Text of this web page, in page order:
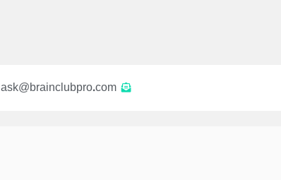
ask@brainclubpro.com